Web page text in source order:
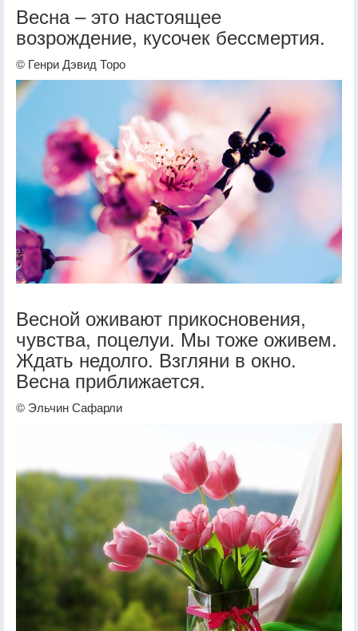
Весна – это настоящее
возрождение, кусочек бессмертия.
© Генри Дэвид Торо
Весной оживают прикосновения,
чувства, поцелуи. Мы тоже оживем.
Ждать недолго. Взгляни в окно.
Весна приближается.
© Эльчин Сафарли